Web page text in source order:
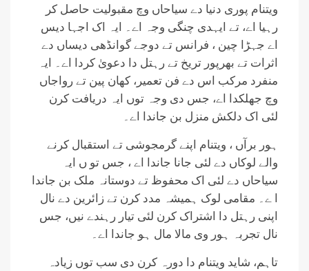
ویتنام پوری دنیا دے سیاحاں وچ مقبولیت حاصل کر
رہیا اے، تے ایہدی چنگی وجہ اے۔ ایہ اک اجہا دیس
اے جہڑا چین ، فرانس تے دوجے گوانڈھی دیساں دے
اثرات تے بھرپور تریخ تے رہتل دا دعویٰ کردا اے۔ ایہ
منفرد مرکب اس دے فن تعمیر، کھان پین تے رواجاں
وچ جھلکدا اے، جس دی وجہ توں ایہ دریافت کرن
لئی اک دلکش منزل بن جاندا اے۔
ہور برآں ، ویتنام اپنے گرمجوشی تے استقبال کرنے
والے لوکاں دے لئی جانا جاندا اے ، جس تو ں ایہ
سیاحاں دے لئی اک محفوظ تے دوستانہ ملک بن جاندا
ا ے۔ مقامی لوک ہمیشہ مدد کرن تے زائرین دے نال
اپنی رہتل دا اشتراک کرن لئی تیار رہندے نیں، جس
نال تجربہ ہور وی مالا مال ہو جاندا اے۔
تاہم، شاید ویتنام دا دورہ کرن دی سب توں زیادہ